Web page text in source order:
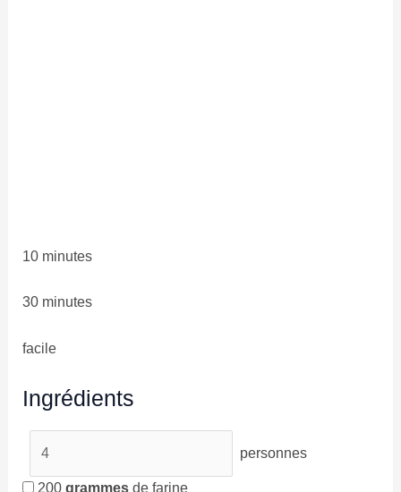
10 minutes
30 minutes
facile
Ingrédients
personnes
200 grammesde farine